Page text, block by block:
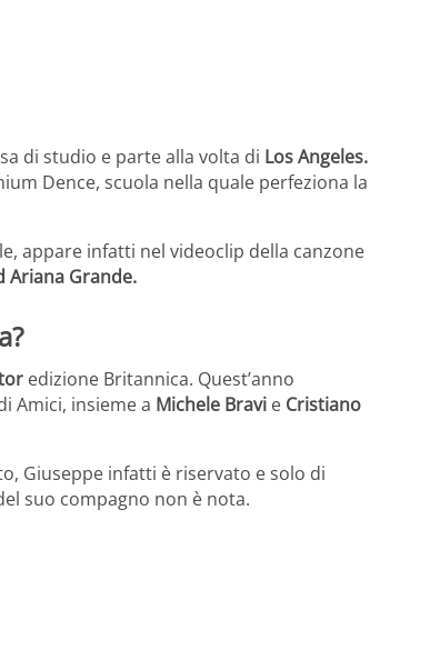
di studio e parte alla volta di Los Angeles.
Dence, scuola nella quale perfeziona la
appare infatti nel videoclip della canzone
Ariana Grande.
edizione Britannica. Quest’anno
Amici, insieme a Michele Bravi e Cristiano
Giuseppe infatti è riservato e solo di
suo compagno non è nota.